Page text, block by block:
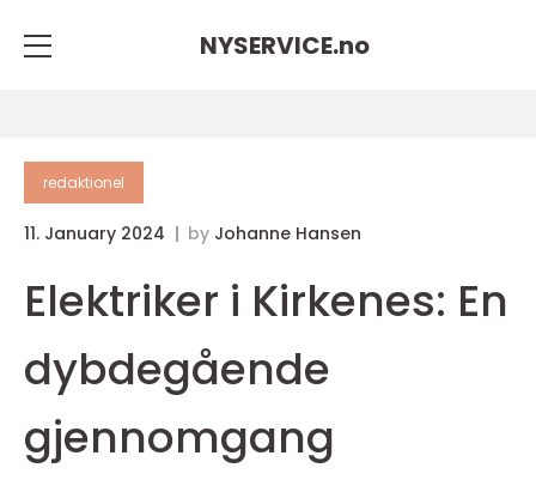
NYSERVICE.no
redaktionel
11. January 2024 by Johanne Hansen
Elektriker i Kirkenes: En
dybdegående
gjennomgang